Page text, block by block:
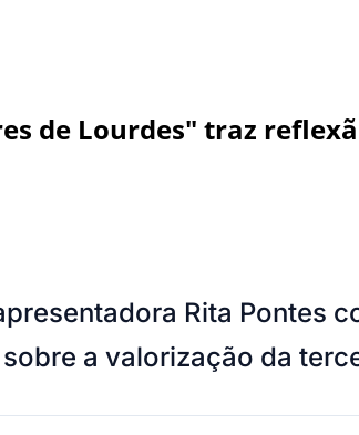
de Lourdes" traz
Rita Pontes
a valorização da